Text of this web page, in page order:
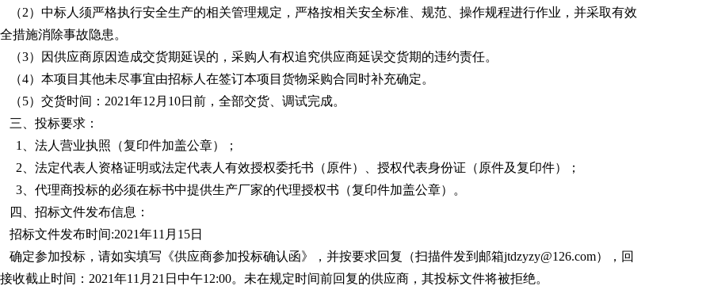
（2）中标人须严格执行安全生产的相关管理规定，严格按相关安全标准、规范、操作规程进行作业，并采取有效
措施消除事故隐患。
（3）因供应商原因造成交货期延误的，采购人有权追究供应商延误交货期的违约责任。
（4）本项目其他未尽事宜由招标人在签订本项目货物采购合同时补充确定。
（5）交货时间：2021年12 月10日前，全部交货、调试完成。
三、投标要求：
1、法人营业执照（复印件加盖公章）；
2、法定代表人资格证明或法定代表人有效授权委托书（原件）、授权代表身份证（原件及复印件）；
3、代理商投标的必须在标书中提供生产厂家的代理授权书（复印件加盖公章）。
四、招标文件发布信息：
招标文件发布时间:2021年11 月 15日
确定参加投标，请如实填写《供应商参加投标确认函》，并按要求回复（扫描件发到邮箱jtdzyzy@126.com），回
收截止时间：2021年11 月 21 日中午12:00。未在规定时间前回复的供应商，其投标文件将被拒绝。